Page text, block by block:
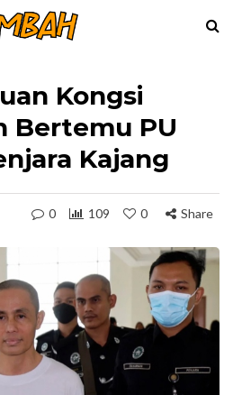
Kongsi
Bertemu PU
Kajang
0 109 0 Share